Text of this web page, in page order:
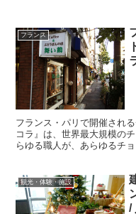
フランス
フランス・パリで開催され
コラ』は、世界最大規模の
らゆる職人が、あらゆるチ
観光・体験・施設
/